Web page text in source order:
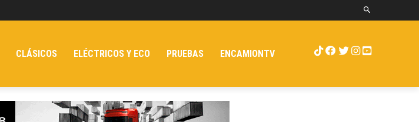
CLÁSICOS ELÉCTRICOS Y ECO PRUEBAS ENCAMIONTV